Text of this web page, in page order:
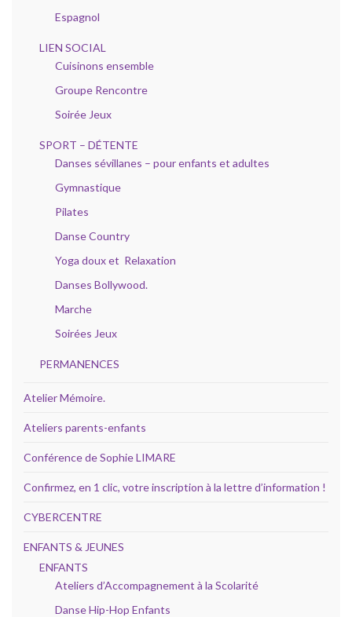
Espagnol
LIEN SOCIAL
Cuisinons ensemble
Groupe Rencontre
Soirée Jeux
SPORT – DÉTENTE
Danses sévillanes – pour enfants et adultes
Gymnastique
Pilates
Danse Country
Yoga doux et Relaxation
Danses Bollywood.
Marche
Soirées Jeux
PERMANENCES
Atelier Mémoire.
Ateliers parents-enfants
Conférence de Sophie LIMARE
Confirmez, en 1 clic, votre inscription à la lettre d’information !
CYBERCENTRE
ENFANTS & JEUNES
ENFANTS
Ateliers d’Accompagnement à la Scolarité
Danse Hip-Hop Enfants